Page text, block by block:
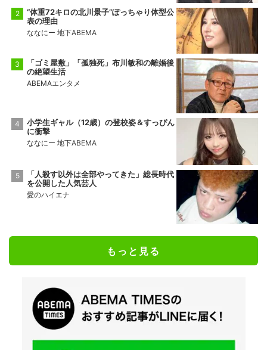
“体重72キロの北川景子”ぽっちゃり体型公
表の理由
ななにー 地下ABEMA
「ゴミ屋敷」「孤独死」布川敏和の離婚後
の絶望生活
ABEMAエンタメ
小学生ギャル（12歳）の登校姿＆すっぴん
に衝撃
ななにー 地下ABEMA
「人殺す以外は全部やってきた」総長時代
を公開した人気芸人
愛のハイエナ
もっと見る